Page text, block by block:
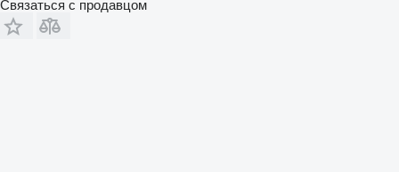
Связаться с продавцом